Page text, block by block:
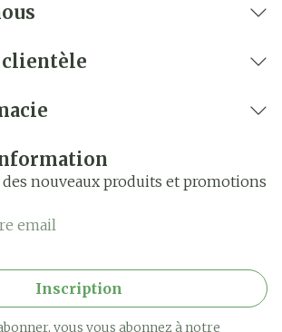
clientèle
nouveaux produits et promotions
Inscription
vous vous abonnez à notre